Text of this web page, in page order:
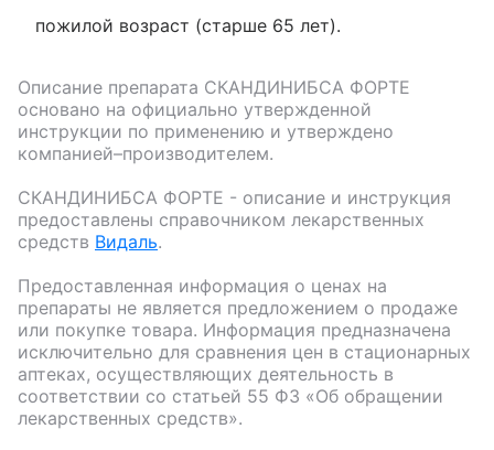
пожилой возраст (старше 65 лет).
Описание препарата СКАНДИНИБСА ФОРТЕ
основано на официально утвержденной
инструкции по применению и утверждено
компанией–производителем.
СКАНДИНИБСА ФОРТЕ - описание и инструкция
предоставлены справочником лекарственных
средств Видаль.
Предоставленная информация о ценах на
препараты не является предложением о продаже
или покупке товара. Информация предназначена
исключительно для сравнения цен в стационарных
аптеках, осуществляющих деятельность в
соответствии со статьей 55 ФЗ «Об обращении
лекарственных средств».